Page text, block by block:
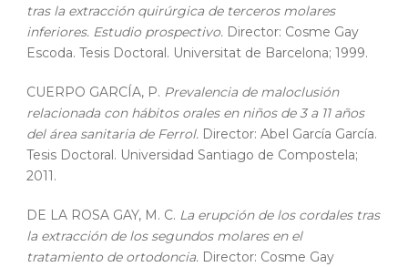
tras la extracción quirúrgica de terceros molares
inferiores. Estudio prospectivo. Director: Cosme Gay
Escoda. Tesis Doctoral. Universitat de Barcelona; 1999.
CUERPO GARCÍA, P. Prevalencia de maloclusión
relacionada con hábitos orales en niños de 3 a 11 años
del área sanitaria de Ferrol. Director: Abel García García.
Tesis Doctoral. Universidad Santiago de Compostela;
2011.
DE LA ROSA GAY, M. C. La erupción de los cordales tras
la extracción de los segundos molares en el
tratamiento de ortodoncia. Director: Cosme Gay